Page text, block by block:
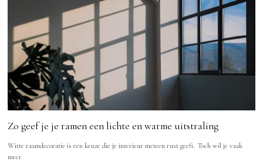
Zo geef je je ramen een lichte en warme uitstraling
Witte raamdecoratie is een keuze die je interieur meteen rust geeft. Toch wil je vaak
meer